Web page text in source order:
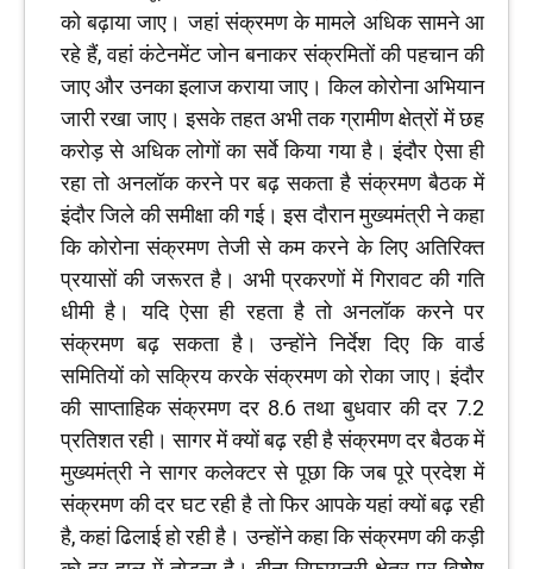
को बढ़ाया जाए। जहां संक्रमण के मामले अधिक सामने आ
रहे हैं, वहां कंटेनमेंट जोन बनाकर संक्रमितों की पहचान की
जाए और उनका इलाज कराया जाए। किल कोरोना अभियान
जारी रखा जाए। इसके तहत अभी तक ग्रामीण क्षेत्रों में छह
करोड़ से अधिक लोगों का सर्वे किया गया है। इंदौर ऐसा ही
रहा तो अनलॉक करने पर बढ़ सकता है संक्रमण बैठक में
इंदौर जिले की समीक्षा की गई। इस दौरान मुख्यमंत्री ने कहा
कि कोरोना संक्रमण तेजी से कम करने के लिए अतिरिक्त
प्रयासों की जरूरत है। अभी प्रकरणों में गिरावट की गति
धीमी है। यदि ऐसा ही रहता है तो अनलॉक करने पर
संक्रमण बढ़ सकता है। उन्होंने निर्देश दिए कि वार्ड
समितियों को सक्रिय करके संक्रमण को रोका जाए। इंदौर
की साप्ताहिक संक्रमण दर 8.6 तथा बुधवार की दर 7.2
प्रतिशत रही। सागर में क्यों बढ़ रही है संक्रमण दर बैठक में
मुख्यमंत्री ने सागर कलेक्टर से पूछा कि जब पूरे प्रदेश में
संक्रमण की दर घट रही है तो फिर आपके यहां क्यों बढ़ रही
है, कहां ढिलाई हो रही है। उन्होंने कहा कि संक्रमण की कड़ी